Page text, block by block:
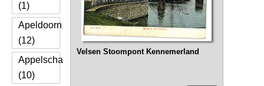
(1)
Apeldoorn
(12)
Appelscha
(10)
Velsen Stoompont Kennemerland